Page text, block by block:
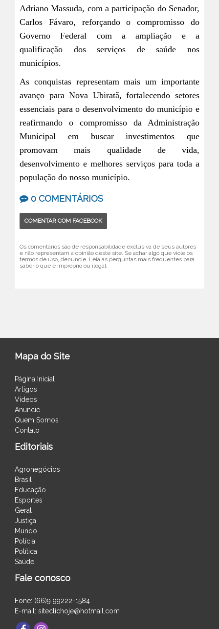
Adriano Massuda, com a participação do Senador,
Carlos Fávaro, reforçando o compromisso do
Governo Federal com a ampliação e a
qualificação dos serviços de saúde nos
municípios.
As conquistas representam mais um importante
avanço para Nova Ubiratã, fortalecendo setores
essenciais para o desenvolvimento do município e
reafirmando o compromisso da Administração
Municipal em buscar investimentos que
promovam mais qualidade de vida,
desenvolvimento e melhores serviços para toda a
população do nosso município.
0 COMENTÁRIOS
COMENTAR COM FACEBOOK
Os comentários são de responsabilidade exclusiva de seus autores
e não representam a opinião deste site. Se achar algo que viole os
termos de uso, denuncie. Leia as perguntas mais frequentes para
saber o que é impróprio ou ilegal.
Mapa do Site
Página Inicial
Artigos
Vídeos
Anuncie
Quem Somos
Contato
Editoriais
Agronegócios
Brasil
Educação
Esportes
Geral
Justiça
Mundo
Polícia
Política
Saúde
Fale conosco
Fone: (66)9 99222-1584
E-mail: siteclichoje@hotmail.com